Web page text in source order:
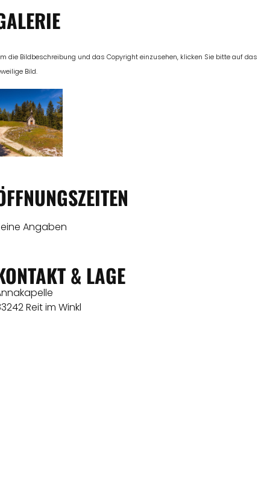
die Bildbeschreibung und das Copyright einzusehen, klicken Sie bitte auf das
Bild.
Angaben
& LAGE
Reit im Winkl